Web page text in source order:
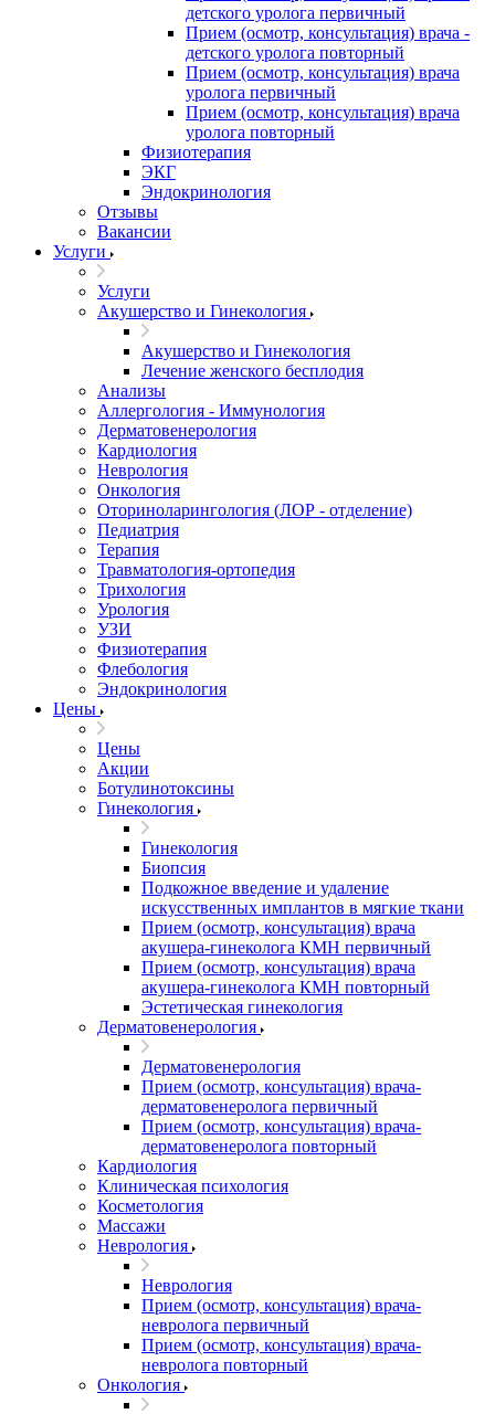
детского уролога первичный
Прием (осмотр, консультация) врача -
детского уролога повторный
Прием (осмотр, консультация) врача
уролога первичный
Прием (осмотр, консультация) врача
уролога повторный
Физиотерапия
ЭКГ
Эндокринология
Отзывы
Вакансии
Услуги
Услуги
Акушерство и Гинекология
Акушерство и Гинекология
Лечение женского бесплодия
Анализы
Аллергология - Иммунология
Дерматовенерология
Кардиология
Неврология
Онкология
Оториноларингология (ЛОР - отделение)
Педиатрия
Терапия
Травматология-ортопедия
Трихология
Урология
УЗИ
Физиотерапия
Флебология
Эндокринология
Цены
Цены
Акции
Ботулинотоксины
Гинекология
Гинекология
Биопсия
Подкожное введение и удаление
искусственных имплантов в мягкие ткани
Прием (осмотр, консультация) врача
акушера-гинеколога КМН первичный
Прием (осмотр, консультация) врача
акушера-гинеколога КМН повторный
Эстетическая гинекология
Дерматовенерология
Дерматовенерология
Прием (осмотр, консультация) врача-
дерматовенеролога первичный
Прием (осмотр, консультация) врача-
дерматовенеролога повторный
Кардиология
Клиническая психология
Косметология
Массажи
Неврология
Неврология
Прием (осмотр, консультация) врача-
невролога первичный
Прием (осмотр, консультация) врача-
невролога повторный
Онкология